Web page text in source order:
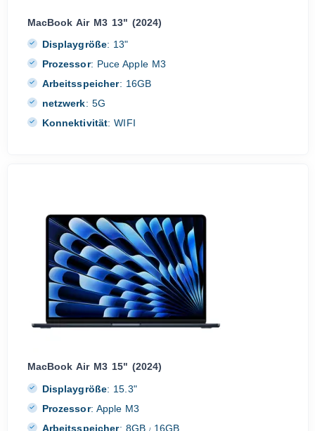
MacBook Air M3 13" (2024)
Displaygröße: 13"
Prozessor: Puce Apple M3
Arbeitsspeicher: 16GB
netzwerk: 5G
Konnektivität: WIFI
MacBook Air M3 15" (2024)
Displaygröße: 15.3"
Prozessor: Apple M3
Arbeitsspeicher: 8GB / 16GB